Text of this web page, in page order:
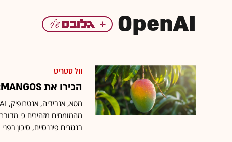
OpenAI
וול סטריט
הכירו את MANGOS: הטרנד החדש שסוחף את וול סטריט
מהמומחים מזהירים כי
בנגזרים פיננסיים, סיכון